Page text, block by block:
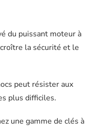
du puissant moteur à
la sécurité et le
peut résister aux
plus difficiles.
une gamme de clés à